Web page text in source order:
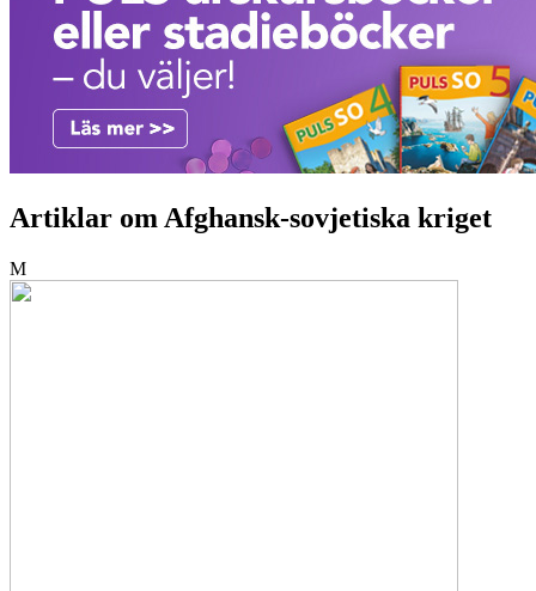
Artiklar om Afghansk-sovjetiska kriget
M